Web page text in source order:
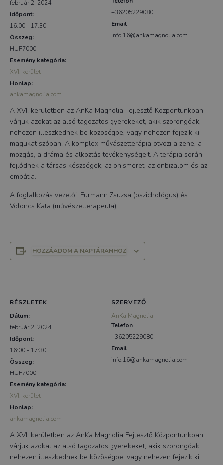
február 2, 2024
Időpont:
16:00 - 17:30
Összeg:
HUF7000
Esemény kategória:
XVI. kerület
Honlap:
ankamagnolia.com
+36205229080
Email
info.16@ankamagnolia.com
A XVI. kerületben az AnKa Magnolia Fejlesztő Központunkban
várjuk azokat az alsó tagozatos gyerekeket, akik szorongóak,
nehezen illeszkednek be közöségbe, vagy nehezen fejezik ki
magukat szóban. A komplex művászetterápia ötvözi a zene, a
mozgás, a dráma és alkoztás tevékenységeit. A terápia során
fejlődnek a társas készségek, az önismeret, az önbizalom és az
empátia.
A foglalkozás vezetői: Furmann Zsuzsa (pszichológus) és
Voloncs Kata (művészetterapeuta)
HOZZÁADOM A NAPTÁRAMHOZ
RÉSZLETEK
Dátum:
február 2, 2024
Időpont:
16:00 - 17:30
Összeg:
HUF7000
Esemény kategória:
XVI. kerület
Honlap:
ankamagnolia.com
SZERVEZŐ
AnKa Magnolia
Telefon
+36205229080
Email
info.16@ankamagnolia.com
A XVI. kerületben az AnKa Magnolia Fejlesztő Központunkban
várjuk azokat az alsó tagozatos gyerekeket, akik szorongóak,
nehezen illeszkednek be közöségbe, vagy nehezen fejezik ki